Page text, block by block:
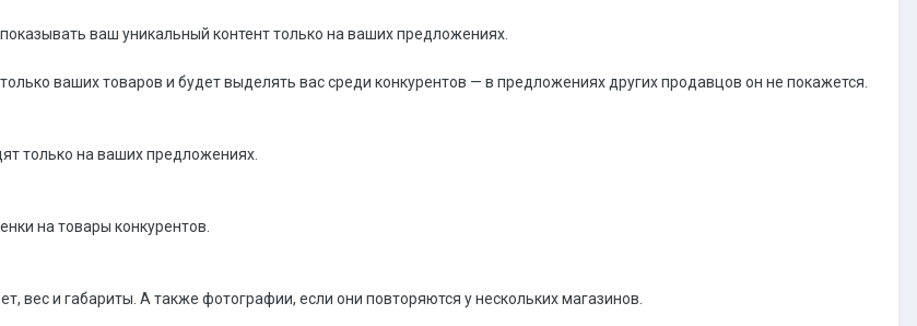
ваш уникальный контент только на ваших предложениях.
ваших товаров и будет выделять вас среди конкурентов — в предложениях других продавцов он не покажется.
только на ваших предложениях.
на товары конкурентов.
вес и габариты. А также фотографии, если они повторяются у нескольких магазинов.